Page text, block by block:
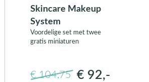
Skincare Makeup
System
Voordelige set met twee
gratis miniaturen
€ 104,75 € 92,-